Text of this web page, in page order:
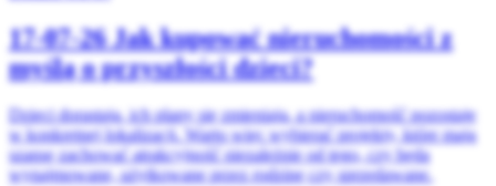
17-07-26Jak kupować nieruchomości z
myślą o przyszłości dzieci?
Dzieci dorastają, ich plany się zmieniają, a nieruchomość pozostaje
w konkretnej lokalizacji. Warto więc wybierać projekty, które mają
szansę zachować atrakcyjność niezależnie od tego, czy będą
wynajmowane, użytkowane przez rodzinę czy sprzedawane.